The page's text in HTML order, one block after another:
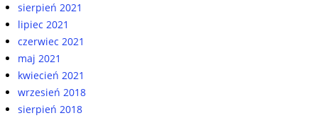
sierpień 2021
lipiec 2021
czerwiec 2021
maj 2021
kwiecień 2021
wrzesień 2018
sierpień 2018